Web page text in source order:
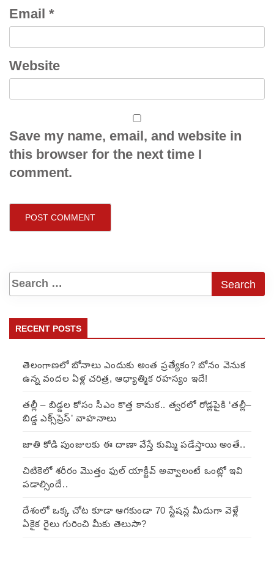
Email *
Website
Save my name, email, and website in
this browser for the next time I
comment.
RECENT POSTS
తెలంగాణలో బోనాలు ఎందుకు అంత ప్రత్యేకం? బోనం వెనుక
ఉన్న వందల ఏళ్ల చరిత్ర, ఆధ్యాత్మిక రహస్యం ఇదే!
తల్లీ – బిడ్డల కోసం సీఎం కొత్త కానుక.. త్వరలో రోడ్లపైకి ‘తల్లీ–
బిడ్డ ఎక్స్‌ప్రెస్’ వాహనాలు
జాతి కోడి పుంజులకు ఈ దాణా వేస్తే కుమ్మి పడేస్తాయి అంతే..
చిటికెలో శరీరం మొత్తం ఫుల్ యాక్టీవ్ అవ్వాలంటే ఒంట్లో ఇవి
పడాల్సిందే..
దేశంలో ఒక్క చోట కూడా ఆగకుండా 70 స్టేషన్ల మీదుగా వెళ్లే
ఏకైక రైలు గురించి మీకు తెలుసా?